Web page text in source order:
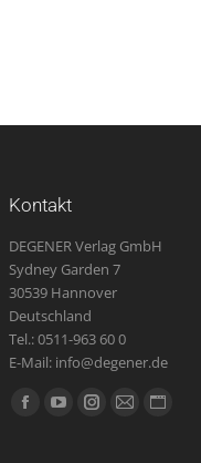
Kontakt
DEGENER Verlag GmbH
Sydney Garden 7
30539 Hannover
Deutschland
Tel.: 0511-963 60 0
E-Mail: info@degener.de
Finden Sie uns auf:
FacebookYouTubeInstagram
E-
Website